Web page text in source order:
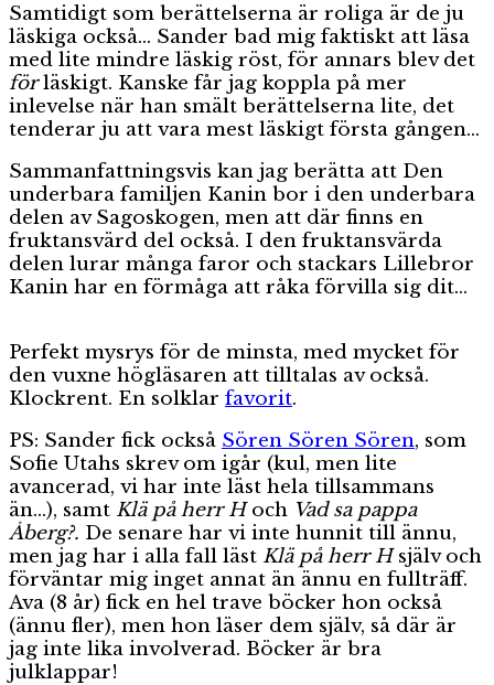
Samtidigt som berättelserna är roliga är de ju
läskiga också… Sander bad mig faktiskt att läsa
med lite mindre läskig röst, för annars blev det
förläskigt. Kanske får jag koppla på mer
inlevelse när han smält berättelserna lite, det
tenderar ju att vara mest läskigt första gången…
Sammanfattningsvis kan jag berätta att Den
underbara familjen Kanin bor i den underbara
delen av Sagoskogen, men att där finns en
fruktansvärd del också. I den fruktansvärda
delen lurar många faror och stackars Lillebror
Kanin har en förmåga att råka förvilla sig dit…
Perfekt mysrys för de minsta, med mycket för
den vuxne högläsaren att tilltalas av också.
Klockrent. En solklar favorit.
PS: Sander fick också Sören Sören Sören, som
Sofie Utahs skrev om igår (kul, men lite
avancerad, vi har inte läst hela tillsammans
än…), samt Klä på herr Hoch Vad sa pappa
Åberg?. De senare har vi inte hunnit till ännu,
men jag har i alla fall läst Klä på herr Hsjälv och
förväntar mig inget annat än ännu en fullträff.
Ava (8 år) fick en hel trave böcker hon också
(ännu fler), men hon läser dem själv, så där är
jag inte lika involverad. Böcker är bra
julklappar!